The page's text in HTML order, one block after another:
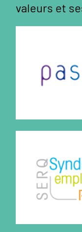
valeurs et